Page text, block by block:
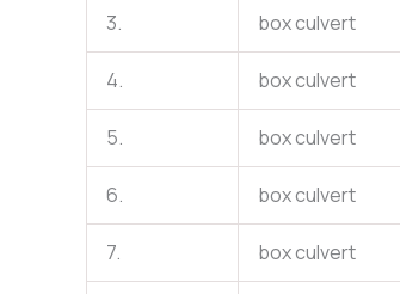
3. box culvert
4. box culvert
5. box culvert
6. box culvert
7. box culvert